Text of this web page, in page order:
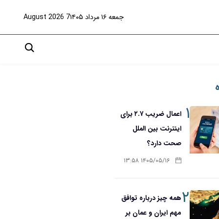
جمعه ۱۶ مرداد ۱۴۰۵ 7 August 2026
۱
اعمال ضریب ۲.۷ برای
اینترنت بین الملل
صحت دارد؟
۱۴۰۵/۰۵/۱۶ ۱۳:۵۸
۲همه چیز درباره توافق
مهم ایران و عمان بر